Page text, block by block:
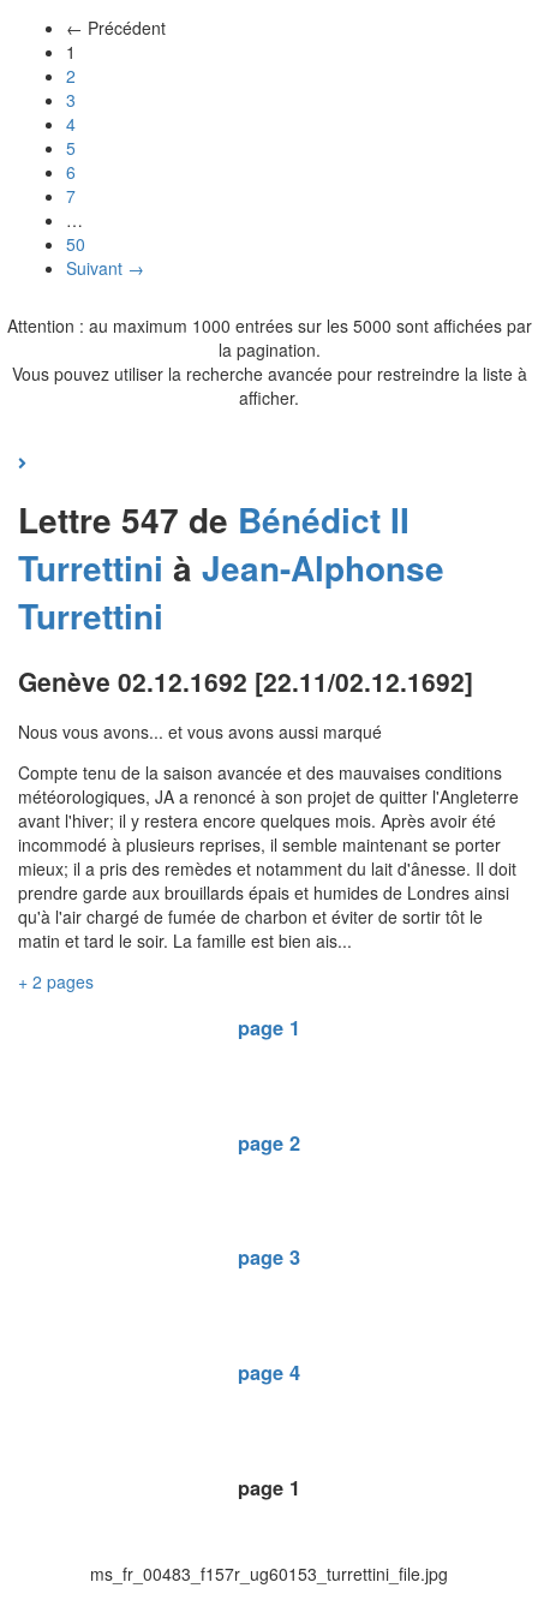
← Précédent
1
2
3
4
5
6
7
…
50
Suivant →
Attention : au maximum 1000 entrées sur les 5000 sont affichées par
la pagination.
Vous pouvez utiliser la recherche avancée pour restreindre la liste à
afficher.
Lettre 547 de Bénédict II
Turrettini à Jean-Alphonse
Turrettini
Genève 02.12.1692 [22.11/02.12.1692]
Nous vous avons... et vous avons aussi marqué
Compte tenu de la saison avancée et des mauvaises conditions
météorologiques, JA a renoncé à son projet de quitter l'Angleterre
avant l'hiver; il y restera encore quelques mois. Après avoir été
incommodé à plusieurs reprises, il semble maintenant se porter
mieux; il a pris des remèdes et notamment du lait d'ânesse. Il doit
prendre garde aux brouillards épais et humides de Londres ainsi
qu'à l'air chargé de fumée de charbon et éviter de sortir tôt le
matin et tard le soir. La famille est bien ais...
+ 2 pages
page 1
page 2
page 3
page 4
page 1
ms_fr_00483_f157r_ug60153_turrettini_file.jpg